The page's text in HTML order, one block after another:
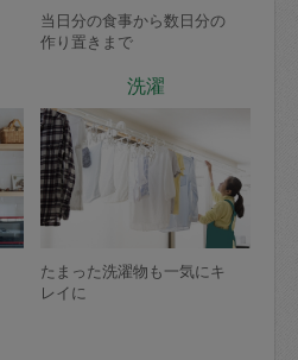
当日分の食事から数日分の
作り置きまで
洗濯
たまった洗濯物も一気にキ
レイに